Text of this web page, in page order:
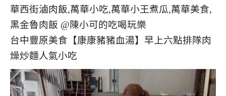
台中豐原美食【康康豬豬血湯】早上六點排隊肉
燥炒麵人氣小吃